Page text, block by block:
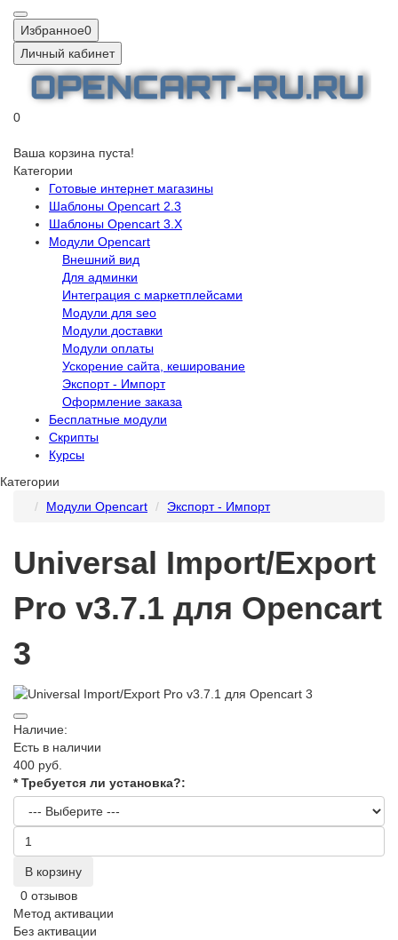
Избранное0
Личный кабинет
0
Ваша корзина пуста!
Категории
Готовые интернет магазины
Шаблоны Opencart 2.3
Шаблоны Opencart 3.X
Модули Opencart
Внешний вид
Для админки
Интеграция с маркетплейсами
Модули для seo
Модули доставки
Модули оплаты
Ускорение сайта, кеширование
Экспорт - Импорт
Оформление заказа
Бесплатные модули
Скрипты
Курсы
Категории
Модули Opencart
Экспорт - Импорт
Universal Import/Export
Pro v3.7.1 для Opencart
3
Наличие:
Есть в наличии
400 руб.
* Требуется ли установка?:
В корзину
0 отзывов
Метод активации
Без активации